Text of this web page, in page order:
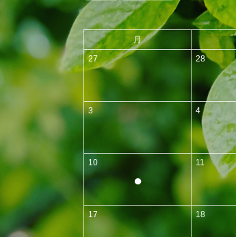
月
27
28
3 4
10
●
11
17 18